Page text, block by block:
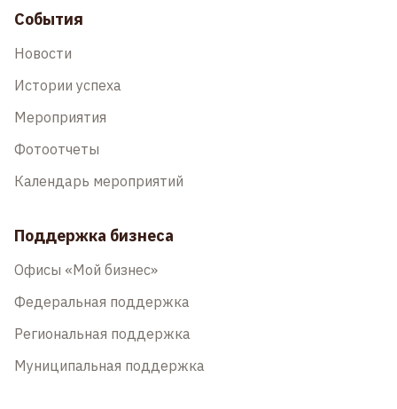
События
Новости
Истории успеха
Мероприятия
Фотоотчеты
Календарь мероприятий
Поддержка бизнеса
Офисы «Мой бизнес»
Федеральная поддержка
Региональная поддержка
Муниципальная поддержка